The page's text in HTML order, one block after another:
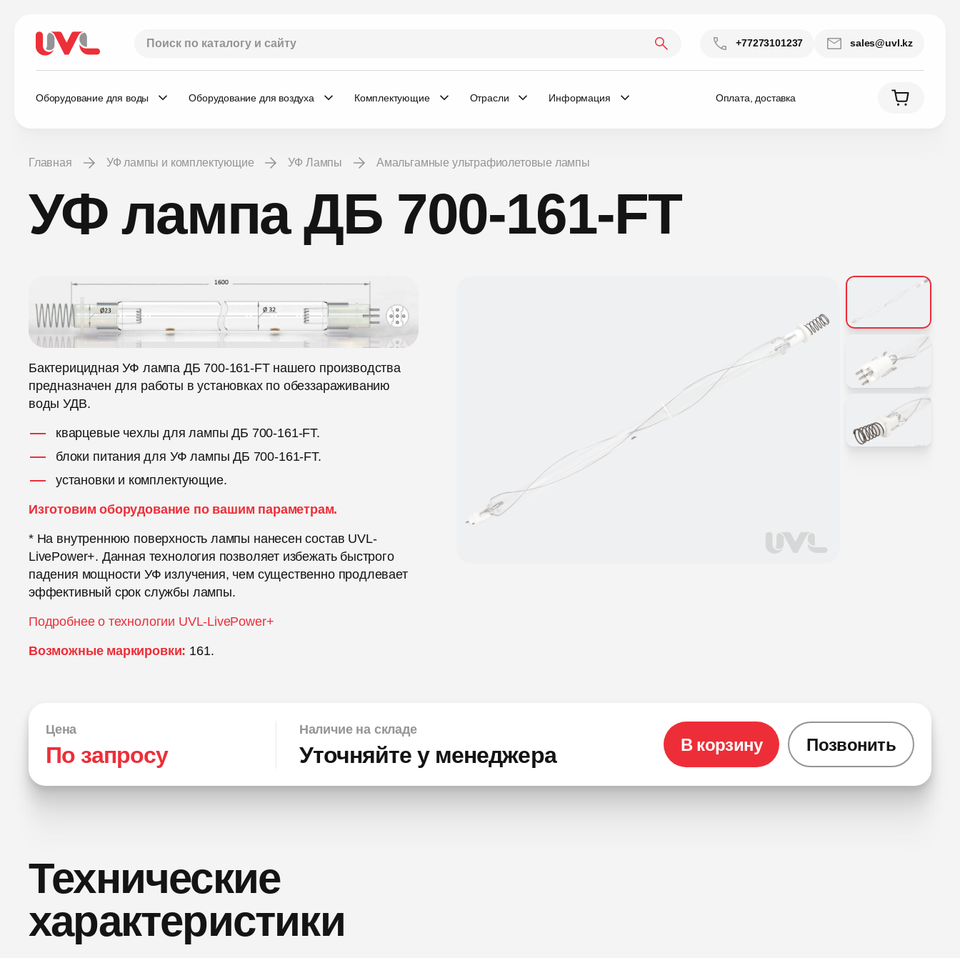
+77273101237 sales@uvl.kz
Оборудование для воды Оборудование для воздуха Комплектующие Отрасли Информация Оплата, доставка
Главная УФ лампы и комплектующие УФ Лампы Амальгамные ультрафиолетовые лампы
УФ лампа ДБ 700-161-FT
Бактерицидная УФ лампа ДБ 700-161-FT нашего производства
предназначен для работы в установках по обеззараживанию
воды УДВ.
кварцевые чехлы для лампы ДБ 700-161-FT.
блоки питания для УФ лампы ДБ 700-161-FT.
установки и комплектующие.
Изготовим оборудование по вашим параметрам.
* На внутреннюю поверхность лампы нанесен состав UVL-
LivePower+. Данная технология позволяет избежать быстрого
падения мощности УФ излучения, чем существенно продлевает
эффективный срок службы лампы.
Подробнее о технологии UVL-LivePower+
Возможные маркировки: 161.
Цена
По запросу
Наличие на складе
Уточняйте у менеджера В корзину Позвонить
Технические
характеристики